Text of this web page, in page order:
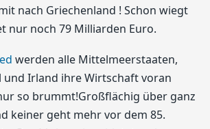
nach Griechenland ! Schon wiegt
nur noch 79 Milliarden Euro.
werden alle Mittelmeerstaaten,
und Irland ihre Wirtschaft voran
so brummt!Großflächig über ganz
keiner geht mehr vor dem 85.